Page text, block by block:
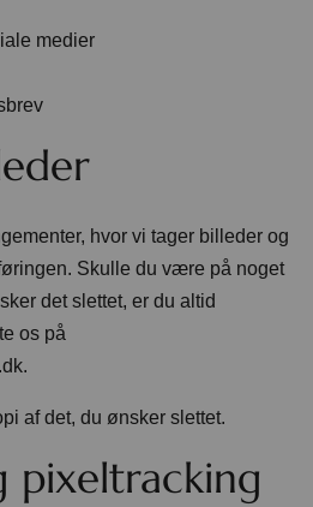
medier
hvor vi tager billeder og
Skulle du være på noget
det slettet, er du altid
os på
.
af det, du ønsker slettet.
pixeltracking